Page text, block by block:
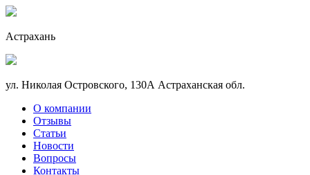
Астрахань
ул. Николая Островского, 130А Астраханская обл.
О компании
Отзывы
Статьи
Новости
Вопросы
Контакты